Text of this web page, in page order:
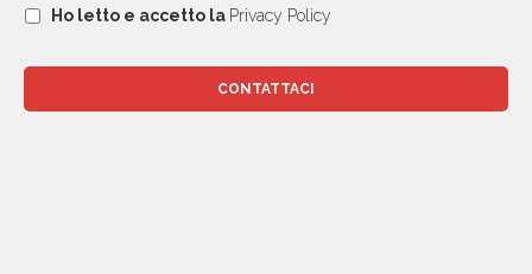
Ho letto e accetto la Privacy Policy